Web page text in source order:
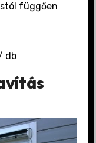
függően
db